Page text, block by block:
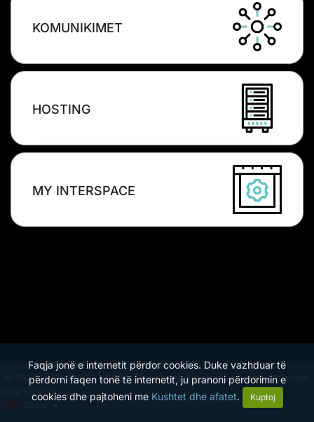
KOMUNIKIMET
HOSTING
MY INTERSPACE
Faqja jonë e internetit përdor cookies. Duke vazhduar të
përdorni faqen tonë të internetit, ju pranoni përdorimin e
cookies dhe pajtoheni me Kushtet dhe afatet. Kuptoj
© 2026 INTERSPACE DOOEL. Të gjitha të drejtat të rezervuara. Termat
dhe Kushtet.
Shqip